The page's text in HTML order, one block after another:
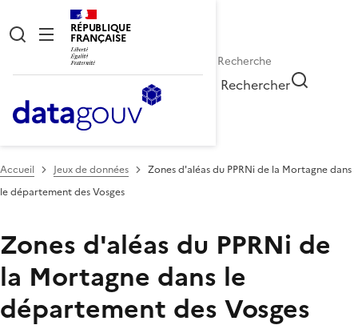
RÉPUBLIQUE
FRANÇAISE
Rechercher
Accueil Jeux de données
Zones d'aléas du PPRNi de la Mortagne dans
le département des Vosges
Zones d'aléas du PPRNi de
la Mortagne dans le
département des Vosges